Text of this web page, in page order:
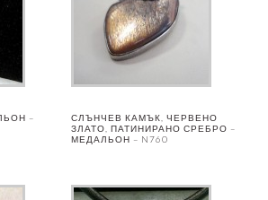
–
СЛЪНЧЕВ КАМЪК, ЧЕРВЕНО
ЗЛАТО, ПАТИНИРАНО СРЕБРО –
МЕДАЛЬОН – N760